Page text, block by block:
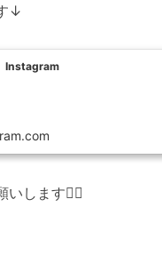
↓
Instagram
いします🙇‍♂️